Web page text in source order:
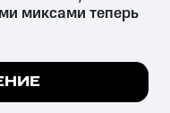
вред здоровью,
установленную
все
миксами теперь